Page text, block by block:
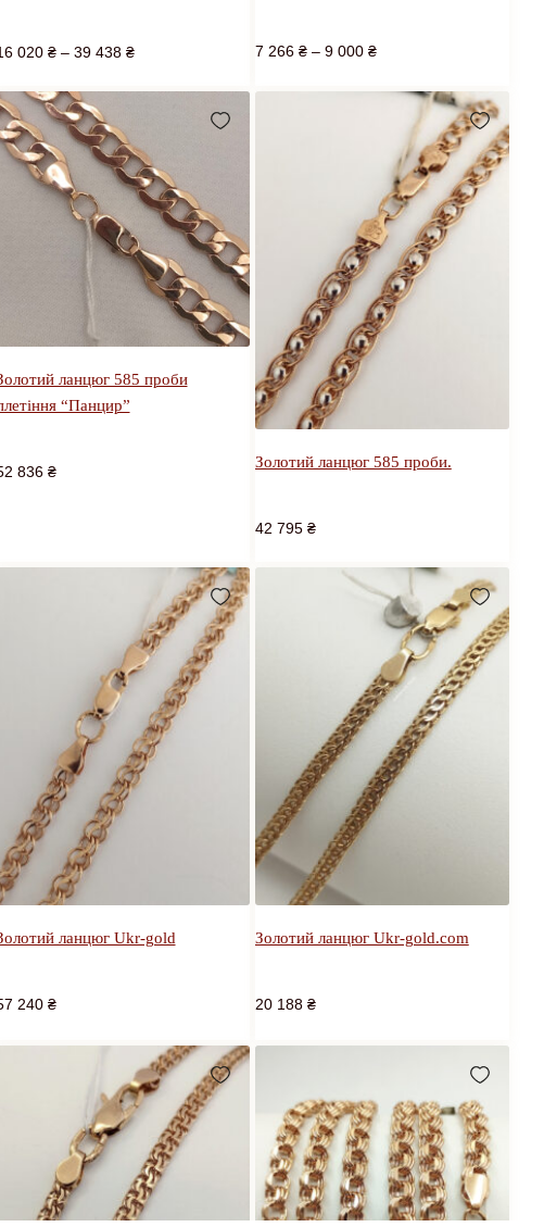
020 ₴– 39 438 ₴ 7 266 ₴– 9 000 ₴
ланцюг 585 проби
“Панцир”
836 ₴
Золотий ланцюг 585 проби.
42 795 ₴
ланцюг Ukr-gold
240 ₴
Золотий ланцюг Ukr-gold.com
20 188 ₴